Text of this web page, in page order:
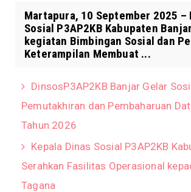
Martapura, 10 September 2025 –
Sosial P3AP2KB Kabupaten
kegiatan Bimbingan Sosial dan
Keterampilan Membuat ...
DinsosP3AP2KB Banjar Gelar
Pemutakhiran dan Pembaharuan
Tahun 2026
Kepala Dinas Sosial P3AP2KB
Serahkan Fasilitas Operasional
Tagana